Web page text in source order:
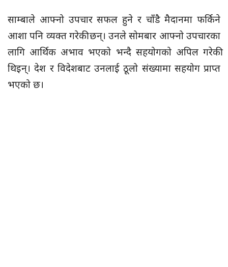
साम्बाले आफ्नो उपचार सफल हुने र चाँडै मैदानमा फर्किने
आशा पनि व्यक्त गरेकी छन्। उनले सोमबार आफ्नो उपचारका
लागि आर्थिक अभाव भएको भन्दै सहयोगको अपिल गरेकी
थिइन्। देश र विदेशबाट उनलाई ठूलो संख्यामा सहयोग प्राप्त
भएको छ।